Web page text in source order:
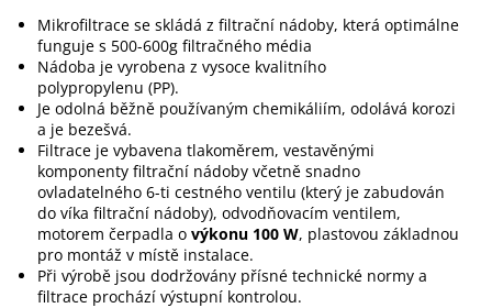
Mikrofiltrace se skládá z filtrační nádoby, která optimálne
funguje s 500-600g filtračného média
Nádoba je vyrobena z vysoce kvalitního
polypropylenu (PP).
Je odolná běžně používaným chemikáliím, odolává korozi
a je bezešvá.
Filtrace je vybavena tlakoměrem, vestavěnými
komponenty filtrační nádoby včetně snadno
ovladatelného 6-ti cestného ventilu (který je zabudován
do víka filtrační nádoby), odvodňovacím ventilem,
motorem čerpadla o výkonu 100 W, plastovou základnou
pro montáž v místě instalace.
Při výrobě jsou dodržovány přísné technické normy a
filtrace prochází výstupní kontrolou.